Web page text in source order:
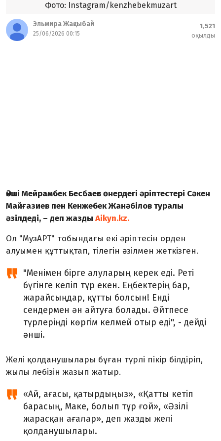
Фото: Instagram/kenzhebekmuzart
Эльмира Жақсыбай
25/06/2026 00:15
1,521
оқылды
Әнші Мейрамбек Бесбаев өнердегі әріптестері Сәкен
Майғазиев пен Кенжебек Жанәбілов туралы
әзілдеді, – деп жазды Aikyn.kz.
Ол "МузАРТ" тобындағы екі әріптесін орден
алуымен құттықтап, тілегін әзілмен жеткізген.
"Менімен бірге алуларың керек еді. Реті
бүгінге келіп тұр екен. Еңбектерің бар,
жарайсыңдар, құтты болсын! Енді
сендермен ән айтуға болады. Әйтпесе
түрлеріңді көргім келмей отыр еді", - дейді
әнші.
Желі қолданушылары бұған түрлі пікір білдіріп,
жылы лебізін жазып жатыр.
«Ай, ағасы, қатырдыңыз», «Қатты кетіп
барасың, Маке, болып тұр ғой», «Әзілі
жарасқан ағалар», деп жазды желі
қолданушылары.